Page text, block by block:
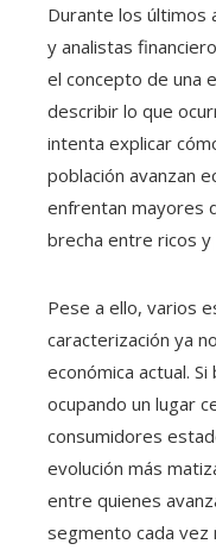
Durante los últimos
y analistas
el concepto de una
describir lo que
intenta explicar
población avanzan
enfrentan mayores
brecha entre ricos y
Pese a ello, varios
caracterización ya
económica actual.
ocupando un lugar
consumidores
evolución más
entre quienes
segmento cada vez